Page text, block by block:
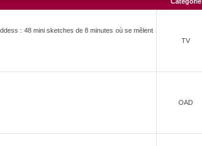
: 48 mini sketches de 8 minutes où se mêlent
TV
OAD